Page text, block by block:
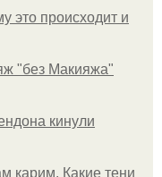
это происходит и
"без Макияжа"
кинули
карим. Какие тени